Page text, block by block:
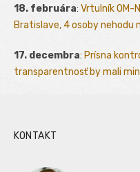
18. februára: Vrtulník OM-
Bratislave, 4 osoby nehodu
17. decembra: Prísna
transparentnosť by mali
KONTAKT